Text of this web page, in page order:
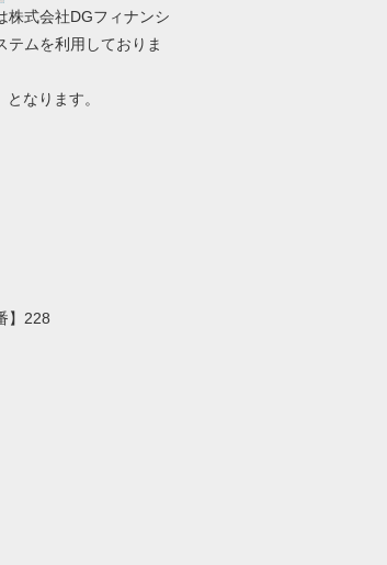
株式会社DGフィナンシ
テムを利用しておりま
となります。
】228